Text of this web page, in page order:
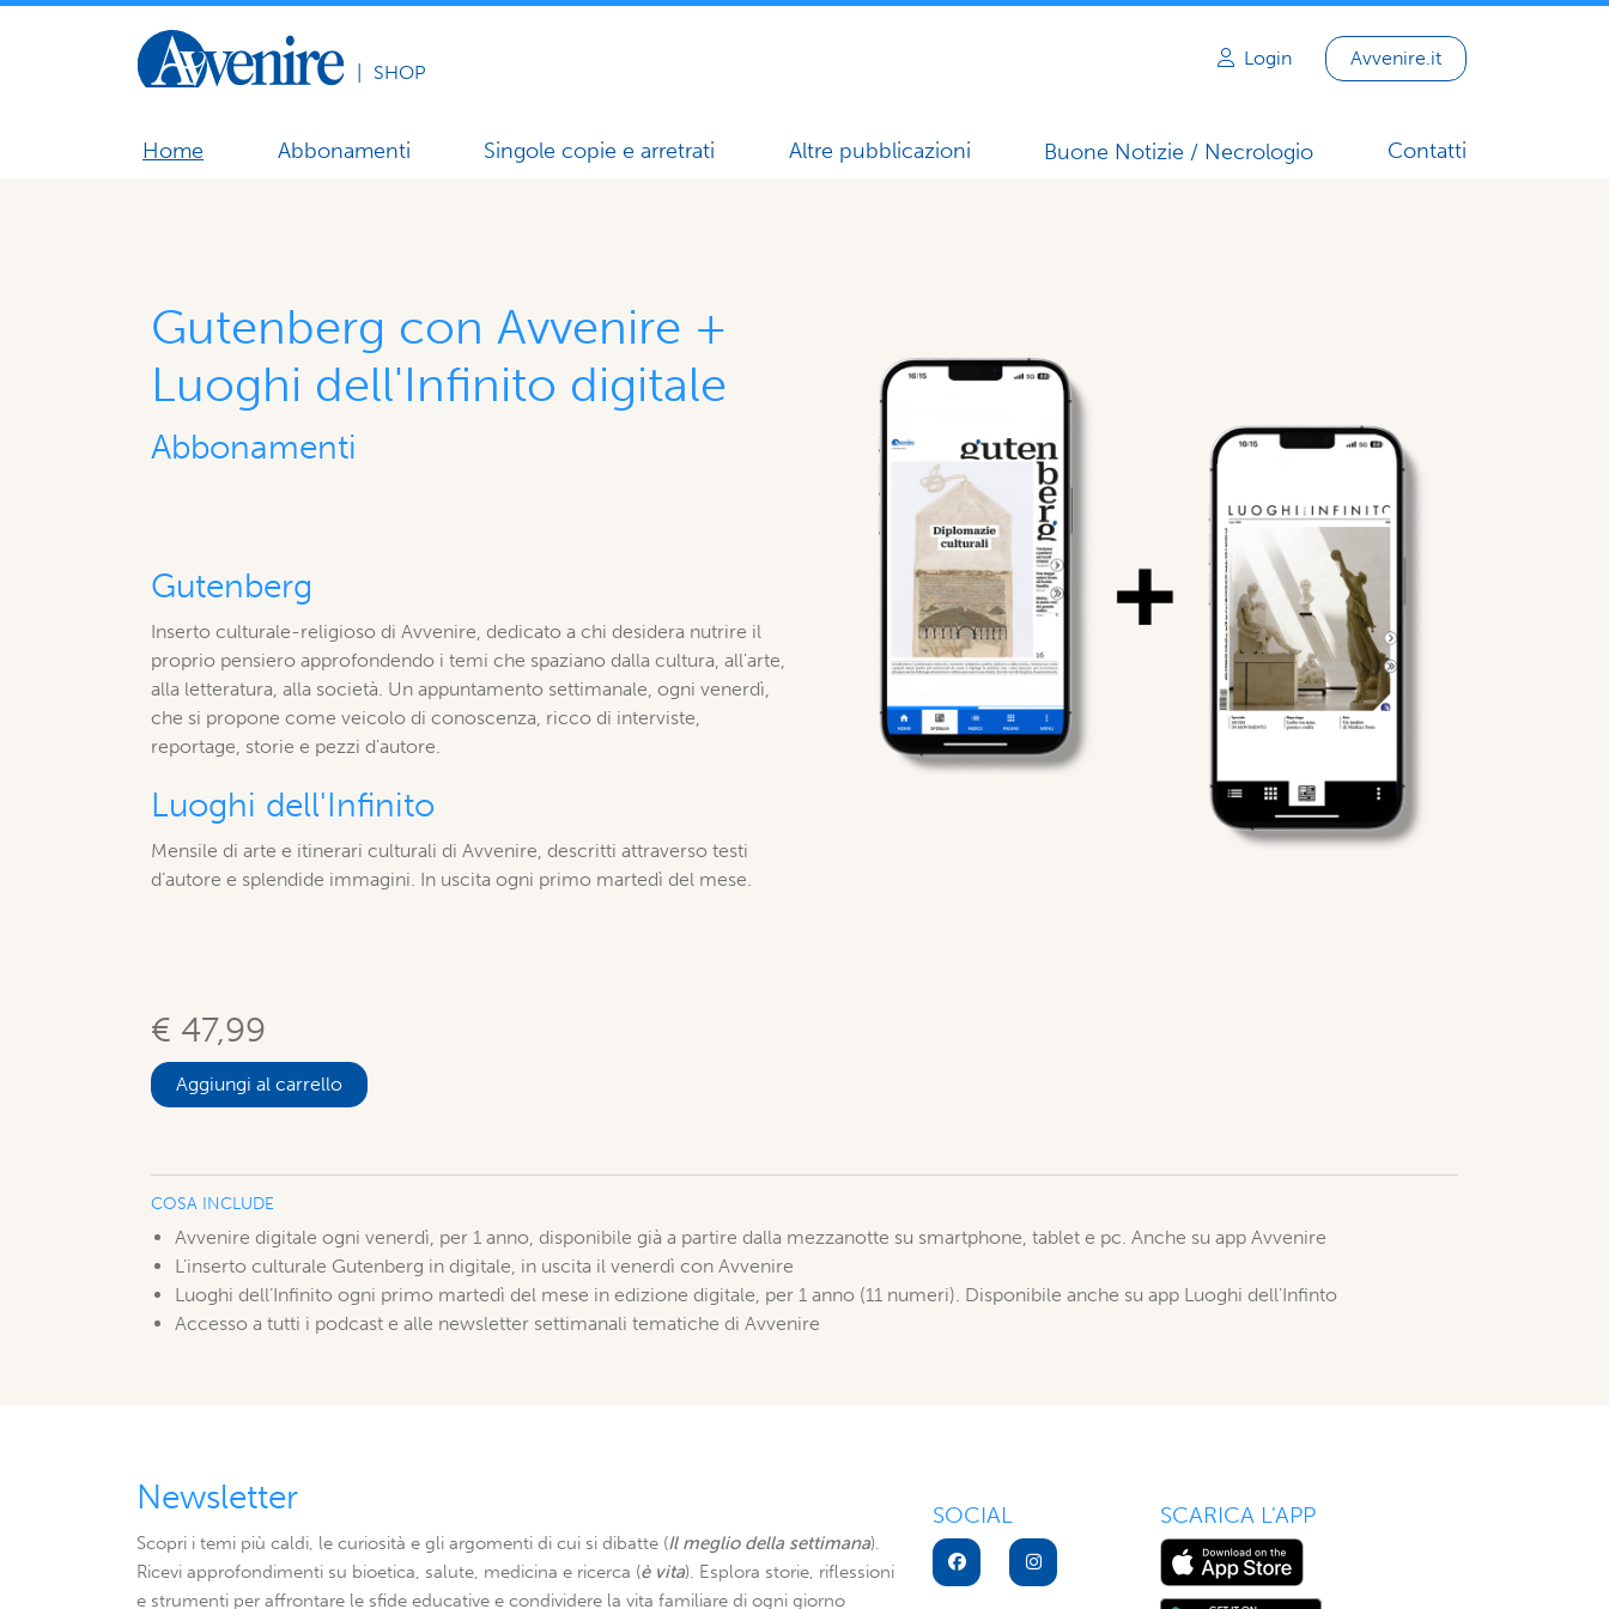
SHOP
Login Avvenire.it
Home Abbonamenti Singole copie e arretrati Altre pubblicazioni Buone Notizie / Necrologio Contatti
Gutenberg con Avvenire +
Luoghi dell'Infinito digitale
Abbonamenti
Gutenberg
Inserto culturale-religioso di Avvenire, dedicato a chi desidera nutrire il
proprio pensiero approfondendo i temi che spaziano dalla cultura, all'arte,
alla letteratura, alla società. Un appuntamento settimanale, ogni venerdì,
che si propone come veicolo di conoscenza, ricco di interviste,
reportage, storie e pezzi d'autore.
Luoghi dell'Infinito
Mensile di arte e itinerari culturali di Avvenire, descritti attraverso testi
d’autore e splendide immagini. In uscita ogni primo martedì del mese.
€ 47,99
Aggiungi al carrello
COSA INCLUDE
Avvenire digitale ogni venerdì, per 1 anno, disponibile già a partire dalla mezzanotte su smartphone, tablet e pc. Anche su app Avvenire
L’inserto culturale Gutenberg in digitale, in uscita il venerdì con Avvenire
Luoghi dell’Infinito ogni primo martedì del mese in edizione digitale, per 1 anno (11 numeri). Disponibile anche su app Luoghi dell'Infinto
Accesso a tutti i podcast e alle newsletter settimanali tematiche di Avvenire
Newsletter
Scopri i temi più caldi, le curiosità e gli argomenti di cui si dibatte (Il meglio della settimana).
Ricevi approfondimenti su bioetica, salute, medicina e ricerca (è vita). Esplora storie, riflessioni
e strumenti per affrontare le sfide educative e condividere la vita familiare di ogni giorno
SOCIAL SCARICA L'APP